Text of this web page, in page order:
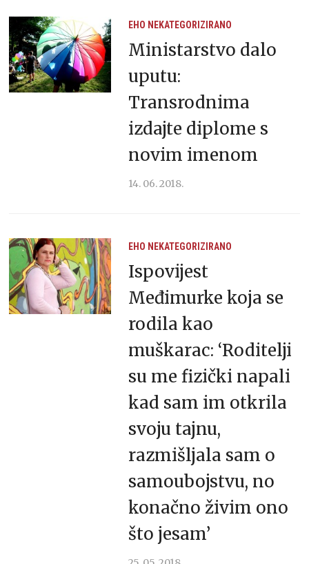
EHO NEKATEGORIZIRANO
Ministarstvo dalo
uputu:
Transrodnima
izdajte diplome s
novim imenom
14. 06. 2018.
EHO NEKATEGORIZIRANO
Ispovijest
Međimurke koja se
rodila kao
muškarac: ‘Roditelji
su me fizički napali
kad sam im otkrila
svoju tajnu,
razmišljala sam o
samoubojstvu, no
konačno živim ono
što jesam’